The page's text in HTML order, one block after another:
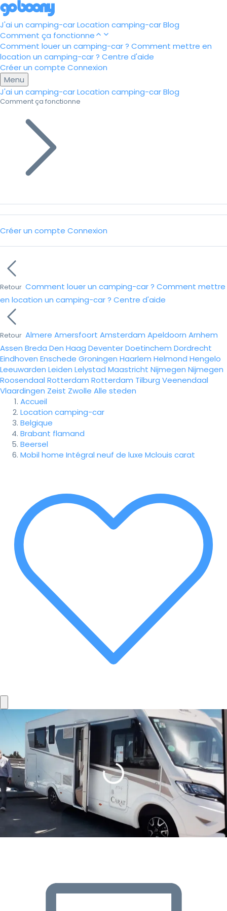
J'ai un camping-carLocation camping-carBlog
Comment ça fonctionne
Comment louer un camping-car ? Comment mettre en
location un camping-car ? Centre d'aide
Créer un compte Connexion
Menu
J'ai un camping-carLocation camping-carBlog
Comment ça fonctionne
Créer un compte Connexion
Retour Comment louer un camping-car ? Comment mettre
en location un camping-car ? Centre d'aide
Retour Almere Amersfoort Amsterdam Apeldoorn Arnhem
Assen Breda Den Haag DeventerDoetinchem Dordrecht
Eindhoven Enschede Groningen Haarlem Helmond Hengelo
Leeuwarden Leiden Lelystad Maastricht Nijmegen Nijmegen
Roosendaal Rotterdam Rotterdam Tilburg Veenendaal
Vlaardingen Zeist Zwolle Alle steden
Accueil
Location camping-car
Belgique
Brabant flamand
Beersel
Mobil home Intégral neuf de luxe Mclouis carat